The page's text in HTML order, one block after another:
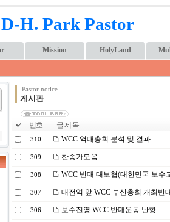
D-H. Park Pastor
Mission HolyLand
Pastor notice
게시판
번호 글 제 목
310 WCC 역대총회 분석 및 결과
309 찬송가모음
308 WCC 반대 대보협(대한민국 보수
307 대전역 앞 WCC 부산총회 개최반
306 보수진영 WCC 반대운동 난항